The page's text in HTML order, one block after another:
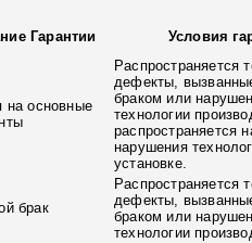
Гарантии Условия
на основные
Распространяется
дефекты,
браком или
технологии
распространяется
нарушения
установке.
брак
Распространяется
дефекты,
браком или
технологии